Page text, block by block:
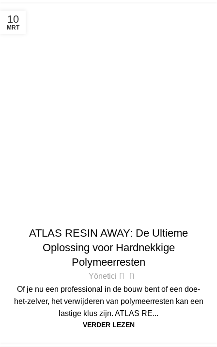
10
MRT
ATLAS RESIN AWAY: De Ultieme
Oplossing voor Hardnekkige
Polymeerresten
Yönetici 0
Of je nu een professional in de bouw bent of een doe-
het-zelver, het verwijderen van polymeerresten kan een
lastige klus zijn. ATLAS RE...
VERDER LEZEN